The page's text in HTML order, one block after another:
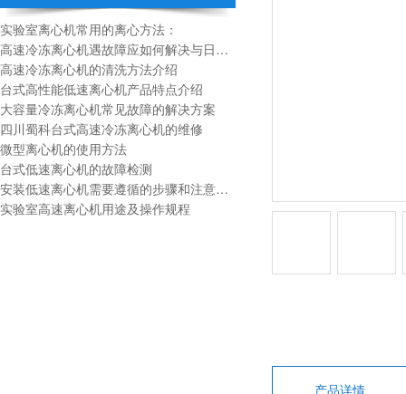
实验室离心机常用的离心方法：
高速冷冻离心机遇故障应如何解决与日常维护
高速冷冻离心机的清洗方法介绍
台式高性能低速离心机产品特点介绍
大容量冷冻离心机常见故障的解决方案
四川蜀科台式高速冷冻离心机的维修
微型离心机的使用方法
台式低速离心机的故障检测
安装低速离心机需要遵循的步骤和注意事项
实验室高速离心机用途及操作规程
产品详情